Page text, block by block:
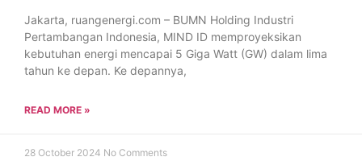
Jakarta, ruangenergi.com – BUMN Holding Industri
Pertambangan Indonesia, MIND ID memproyeksikan
kebutuhan energi mencapai 5 Giga Watt (GW) dalam lima
tahun ke depan. Ke depannya,
READ MORE »
28 October 2024 No Comments